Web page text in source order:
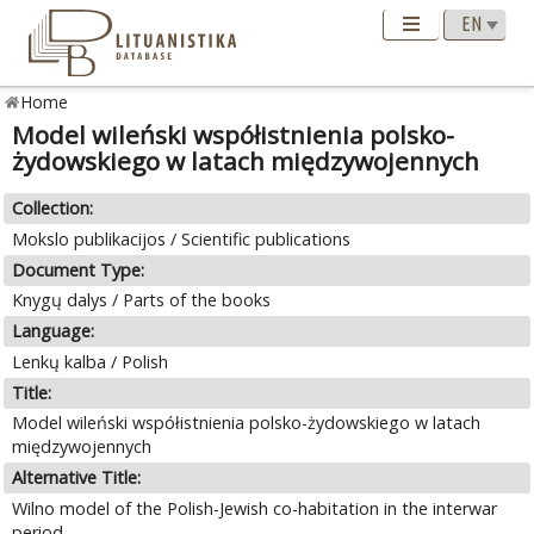
Home
Model wileński współistnienia polsko-
żydowskiego w latach międzywojennych
Collection:
Mokslo publikacijos / Scientific publications
Document Type:
Knygų dalys / Parts of the books
Language:
Lenkų kalba / Polish
Title:
Model wileński współistnienia polsko-żydowskiego w latach
międzywojennych
Alternative Title:
Wilno model of the Polish-Jewish co-habitation in the interwar